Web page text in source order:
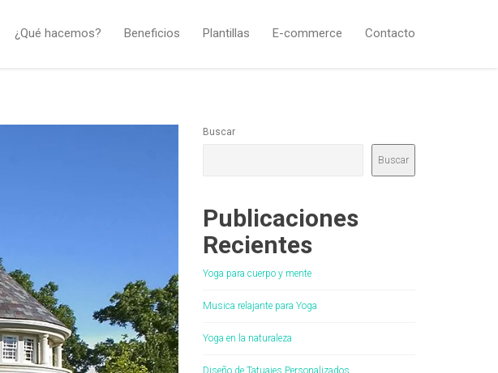
¿Qué hacemos? Beneficios Plantillas E-commerce Contacto
Buscar
Buscar
Publicaciones
Recientes
Yoga para cuerpo y mente
Musica relajante para Yoga
Yoga en la naturaleza
Diseño de Tatuajes Personalizados